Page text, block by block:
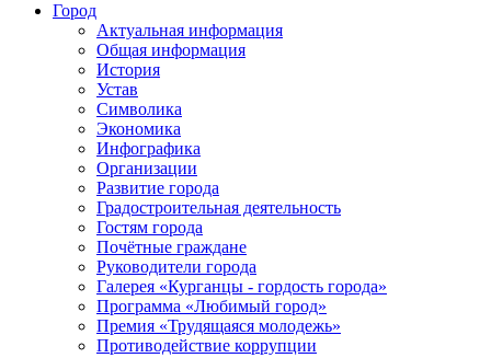
Город
Актуальная информация
Общая информация
История
Устав
Символика
Экономика
Инфографика
Организации
Развитие города
Градостроительная деятельность
Гостям города
Почётные граждане
Руководители города
Галерея «Курганцы - гордость города»
Программа «Любимый город»
Премия «Трудящаяся молодежь»
Противодействие коррупции